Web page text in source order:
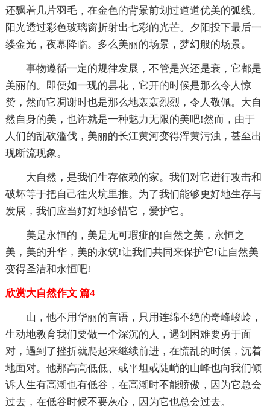
还飘着几片羽毛，在金色的背景前划过道道优美的弧线。
阳光透过彩色玻璃窗折射出七彩的光芒。夕阳投下最后一
缕金光，夜幕降临。多么美丽的场景，梦幻般的场景。
事物遵循一定的规律发展，不管是兴还是衰，它都是
美丽的。即便如一现的昙花，它开的时候是那么令人惊
赞，然而它凋谢时也是那么地轰轰烈烈，令人敬佩。大自
然自身的美，也许就是一种魅力无限的美吧!然而，由于
人们的乱砍滥伐，美丽的长江黄河变得浑黄污浊，甚至出
现断流现象。
大自然，是我们生存依赖的家。我们对它进行攻击和
破坏等于把自己往火坑里推。为了我们能够更好地生存与
发展，我们应当好好地珍惜它，爱护它。
美是永恒的，美是无可瑕疵的!自然之美，永恒之
美，美的升华，美的永筑!让我们共同来保护它!让自然美
变得圣洁和永恒吧!
欣赏大自然作文 篇4
山，他不用华丽的言语，只用连绵不绝的奇峰峻岭，
生动地教育我们要做一个深沉的人，遇到困难要勇于面
对，遇到了挫折就爬起来继续前进，在慌乱的时候，沉着
地面对。他那高高低低、或平坦或陡峭的山峰也向我们倾
诉人生有高潮也有低谷，在高潮时不能骄傲，因为它总会
过去，在低谷时候不要灰心，因为它也总会过去。